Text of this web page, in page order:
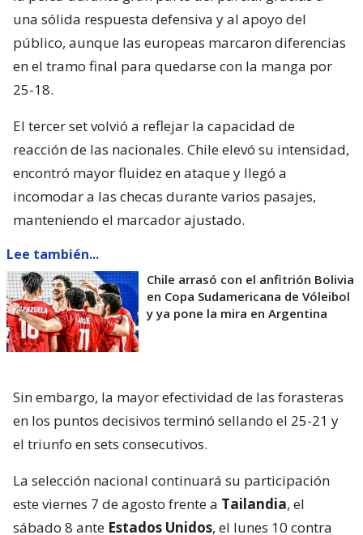
una sólida respuesta defensiva y al apoyo del
público, aunque las europeas marcaron diferencias
en el tramo final para quedarse con la manga por
25-18.
El tercer set volvió a reflejar la capacidad de
reacción de las nacionales. Chile elevó su intensidad,
encontró mayor fluidez en ataque y llegó a
incomodar a las checas durante varios pasajes,
manteniendo el marcador ajustado.
Lee también...
Chile arrasó con el anfitrión Bolivia
en Copa Sudamericana de Vóleibol
y ya pone la mira en Argentina
Sin embargo, la mayor efectividad de las forasteras
en los puntos decisivos terminó sellando el 25-21 y
el triunfo en sets consecutivos.
La selección nacional continuará su participación
este viernes 7 de agosto frente a Tailandia, el
sábado 8 ante Estados Unidos, el lunes 10 contra